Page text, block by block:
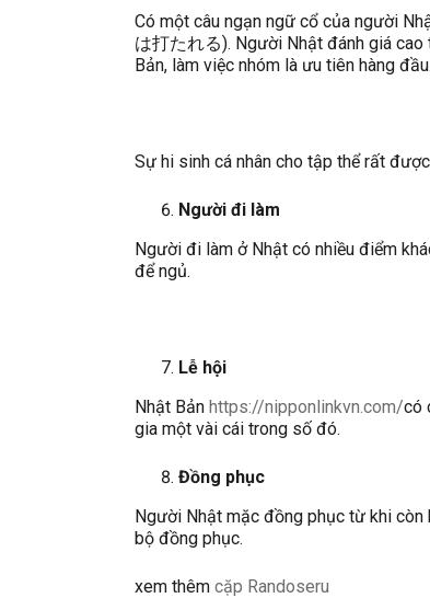
Có một câu ngạn ngữ cổ của người
は打たれる). Người Nhật đánh giá
Bản, làm việc nhóm là ưu tiên hàng đầu.
Sự hi sinh cá nhân cho tập thể rất
Người đi làm
Người đi làm ở Nhật có nhiều điểm
để ngủ.
Lễ hội
Nhật Bảnhttps://nipponlinkvn.com/có
gia một vài cái trong số đó.
Đồng phục
Người Nhật mặc đồng phục từ khi
bộ đồng phục.
xem thêmcặp Randoseru